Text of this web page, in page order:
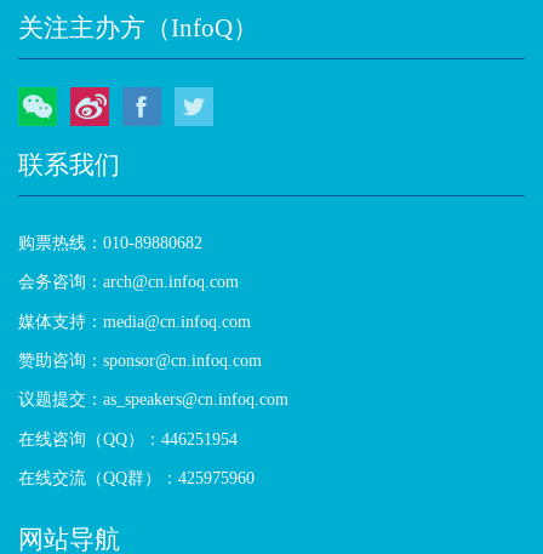
关注主办方（InfoQ）
微信 微博 Facebook
联系我们
购票热线：010-89880682
会务咨询：arch@cn.infoq.com
媒体支持：media@cn.infoq.com
赞助咨询：sponsor@cn.infoq.com
议题提交：as_speakers@cn.infoq.com
在线咨询（QQ）：446251954
在线交流（QQ群）：425975960
网站导航